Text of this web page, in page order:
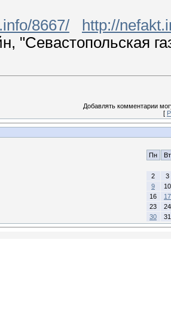
8667/
http://
"Севастопольская
Добавлять комментарии
[
Пн Вт
2
3
9
10
16
17
23
24
30
31